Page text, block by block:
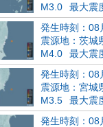
M3.0
最大震
発生時刻：08
震源地：茨城
M4.0
最大震
発生時刻：08
震源地：宮城
M3.5
最大震
発生時刻：08